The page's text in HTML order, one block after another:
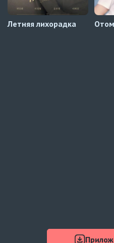
Летняя лихорадка